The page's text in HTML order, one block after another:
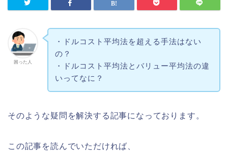
困った人
・ドルコスト平均法を超える手法はない
の？
・ドルコスト平均法とバリュー平均法の違
いってなに？
そのような疑問を解決する記事になっております。
この記事を読んでいただければ、